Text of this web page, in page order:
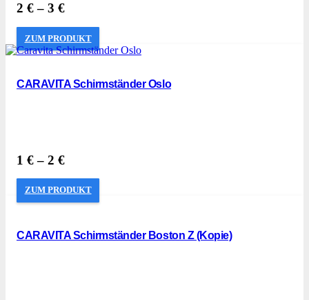
2 €– 3 €
ZUM PRODUKT
CARAVITA Schirmständer Oslo
1 €– 2 €
ZUM PRODUKT
CARAVITA Schirmständer Boston Z (Kopie)